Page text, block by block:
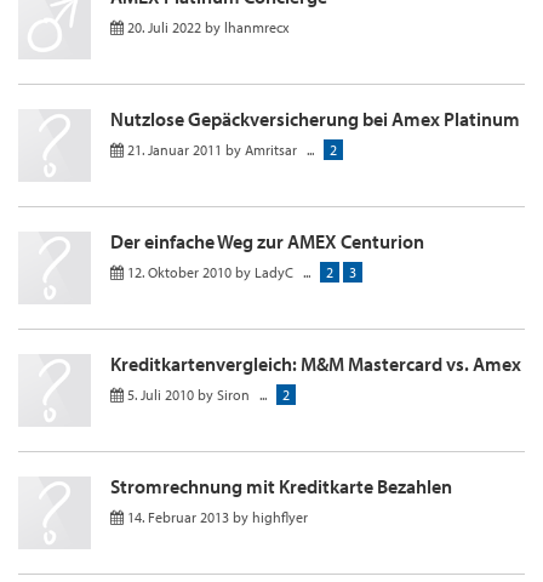
20. Juli 2022 by lhanmrecx
Nutzlose Gepäckversicherung bei Amex Platinum
21. Januar 2011 by Amritsar ... 2
Der einfache Weg zur AMEX Centurion
12. Oktober 2010 by LadyC ... 2 3
Kreditkartenvergleich: M&M Mastercard vs. Amex
5. Juli 2010 by Siron ... 2
Stromrechnung mit Kreditkarte Bezahlen
14. Februar 2013 by highflyer